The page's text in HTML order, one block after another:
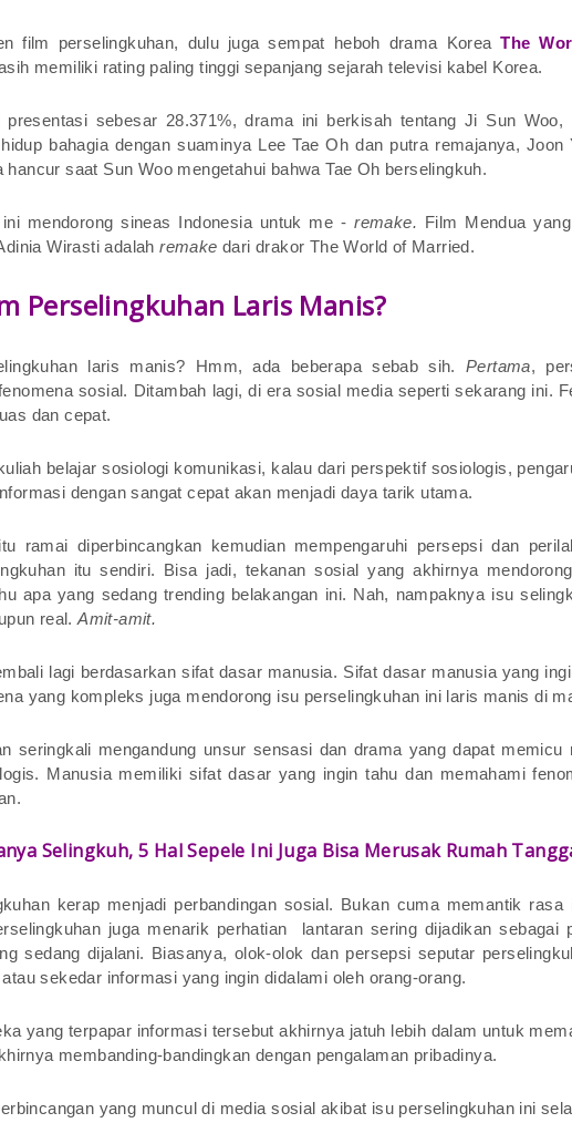
film perselingkuhan, dulu juga sempat heboh drama KoreaThe
memiliki rating paling tinggi sepanjang sejarah televisi kabel Korea.
presentasi sebesar 28.371%, drama ini berkisah tentang Ji Sun Woo,
bahagia dengan suaminya Lee Tae Oh dan putra remajanya, Joon
hancur saat Sun Woo mengetahui bahwa Tae Oh berselingkuh.
ini mendorong sineas Indonesia untuk me -remake.
Film Mendua
Wirasti adalahremakedari drakor The World of Married.
Perselingkuhan Laris Manis?
laris manis? Hmm, ada beberapa sebab sih. Pertama,
sosial. Ditambah lagi, di era sosial media seperti sekarang ini.
dan cepat.
belajar sosiologi komunikasi, kalau dari perspektif sosiologis,
dengan sangat cepat akan menjadi daya tarik utama.
ramai diperbincangkan kemudian mempengaruhi persepsi dan
itu sendiri. Bisa jadi, tekanan sosial yang akhirnya
apa yang sedang trending belakangan ini. Nah, nampaknya isu
real.Amit-amit.
lagi berdasarkan sifat dasar manusia. Sifat dasar manusia yang
yang kompleks juga mendorong isu perselingkuhan ini laris manis di
seringkali mengandung unsur sensasi dan drama yang dapat memicu
Manusia memiliki sifat dasar yang ingin tahu dan memahami
Selingkuh, 5 Hal Sepele Ini Juga Bisa Merusak Rumah
kerap menjadi perbandingan sosial. Bukan cuma memantik rasa
juga menarik perhatian lantaran sering dijadikan sebagai
sedang dijalani. Biasanya, olok-olok dan persepsi seputar
sekedar informasi yang ingin didalami oleh orang-orang.
yang terpapar informasi tersebut akhirnya jatuh lebih dalam untuk
membanding-bandingkan dengan pengalaman pribadinya.
yang muncul di media sosial akibat isu perselingkuhan ini